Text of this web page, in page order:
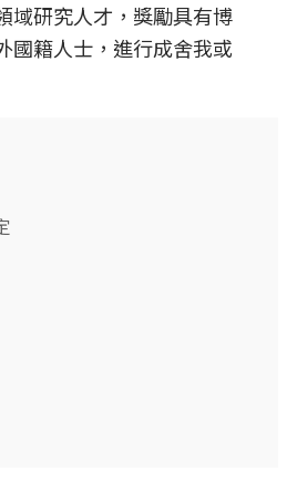
域研究人才，獎勵具有博
國籍人士，進行成舍我或